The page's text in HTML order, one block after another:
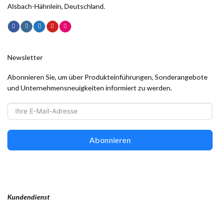
Alsbach-Hähnlein, Deutschland.
Kundendienst
Newsletter
Abonnieren Sie, um über Produkteinführungen, Sonderangebote
und Unternehmensneuigkeiten informiert zu werden.
Abonnieren